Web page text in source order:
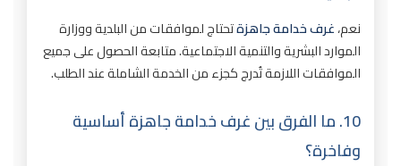
نعم،غرف خدامة جاهزةتحتاج لموافقات من البلدية ووزارة
الموارد البشرية والتنمية الاجتماعية. متابعة الحصول على جميع
الموافقات اللازمة تُدرج كجزء من الخدمة الشاملة عند الطلب.
10. ما الفرق بين غرف خدامة جاهزة أساسية
وفاخرة؟